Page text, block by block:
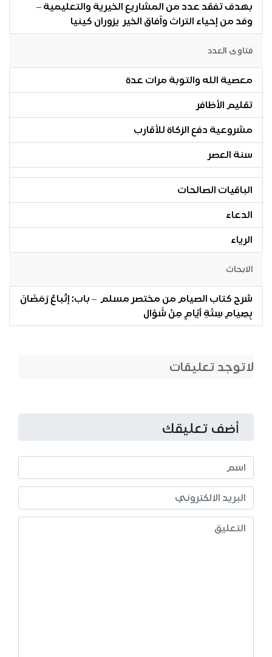
بهدف تفقد عدد من المشاريع الخيرية والتعليمية –
وفد من إحياء التراث وآفاق الخير يزوران كينيا
فتاوى العدد
معصية الله والتوبة مرات عدة
تقليم الأظافر
مشروعية دفع الزكاة للأقارب
سنة العصر
الباقيات الصالحات
الدعاء
الرياء
الابحاث
شرح كتاب الصيام من مختصر مسلم – باب: إتْباعُ رَمَضَانَ
بِصِيامِ سِتّةِ أيّامٍ مِنْ شَوّال
لاتوجد تعليقات
أضف تعليقك